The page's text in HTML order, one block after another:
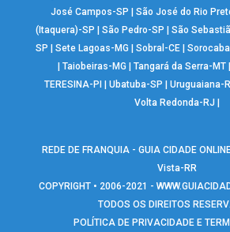
José Campos-SP
|São José do Rio
(Itaquera)-SP
|São Pedro-SP |São
SP
|Sete Lagoas-MG |Sobral-CE |
Taiobeiras-MG Tangará da Serra-MT|
TERESINA-PI
|Ubatuba-SP |Uruguaiana-
Volta Redonda-RJ
REDE DE FRANQUIA - GUIA CIDADE
Vista-RR
COPYRIGHT • 2006-2021 -
TODOS OS DIREITOS
POLÍTICA DE PRIVACIDADE E